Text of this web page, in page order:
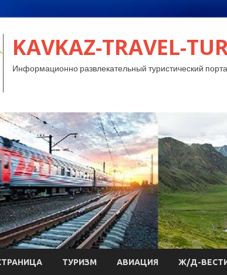
KAVKAZ-TRAVEL-
Информационно развлекательный туристический
ТУРИЗМ АВИАЦИЯ Ж/Д-